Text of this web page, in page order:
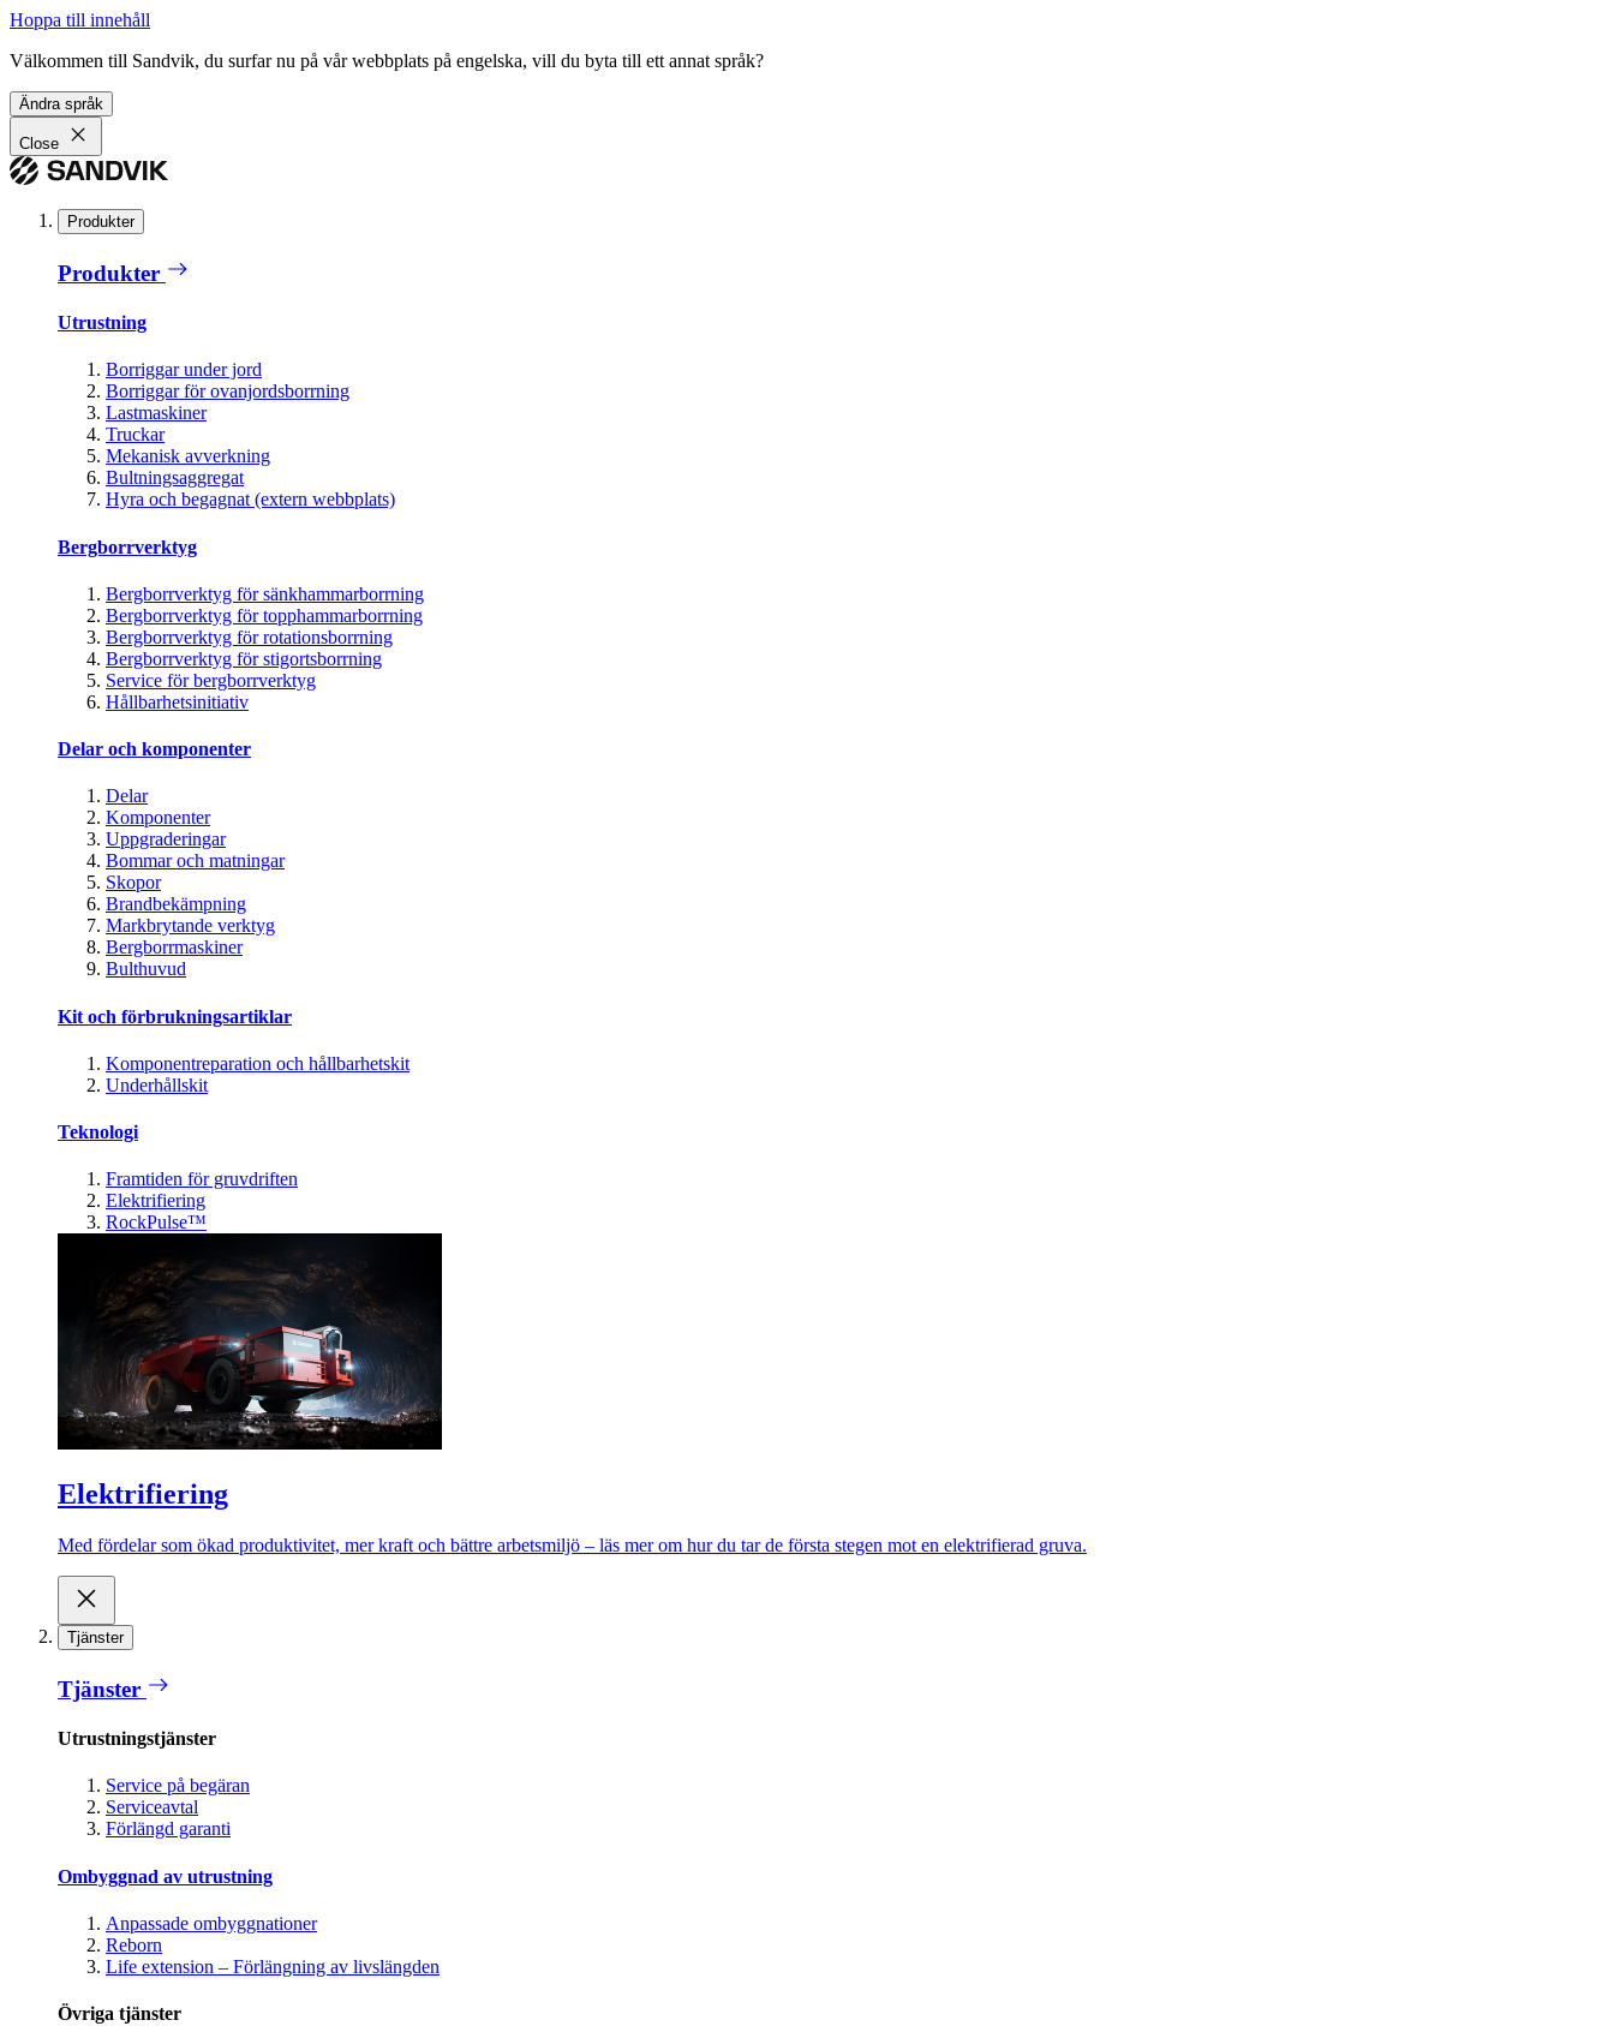
Hoppa till innehåll
Välkommen till Sandvik, du surfar nu på vår webbplats på engelska, vill du byta till ett annat språk?
Ändra språk
Close
Produkter
Produkter
Utrustning
Borriggar under jord
Borriggar för ovanjordsborrning
Lastmaskiner
Truckar
Mekanisk avverkning
Bultningsaggregat
Hyra och begagnat (extern webbplats)
Bergborrverktyg
Bergborrverktyg för sänkhammarborrning
Bergborrverktyg för topphammarborrning
Bergborrverktyg för rotationsborrning
Bergborrverktyg för stigortsborrning
Service för bergborrverktyg
Hållbarhetsinitiativ
Delar och komponenter
Delar
Komponenter
Uppgraderingar
Bommar och matningar
Skopor
Brandbekämpning
Markbrytande verktyg
Bergborrmaskiner
Bulthuvud
Kit och förbrukningsartiklar
Komponentreparation och hållbarhetskit
Underhållskit
Teknologi
Framtiden för gruvdriften
Elektrifiering
RockPulse™
Elektrifiering
Med fördelar som ökad produktivitet, mer kraft och bättre arbetsmiljö – läs mer om hur du tar de första stegen mot en elektrifierad gruva.
Tjänster
Tjänster
Utrustningstjänster
Service på begäran
Serviceavtal
Förlängd garanti
Ombyggnad av utrustning
Anpassade ombyggnationer
Reborn
Life extension – Förlängning av livslängden
Övriga tjänster